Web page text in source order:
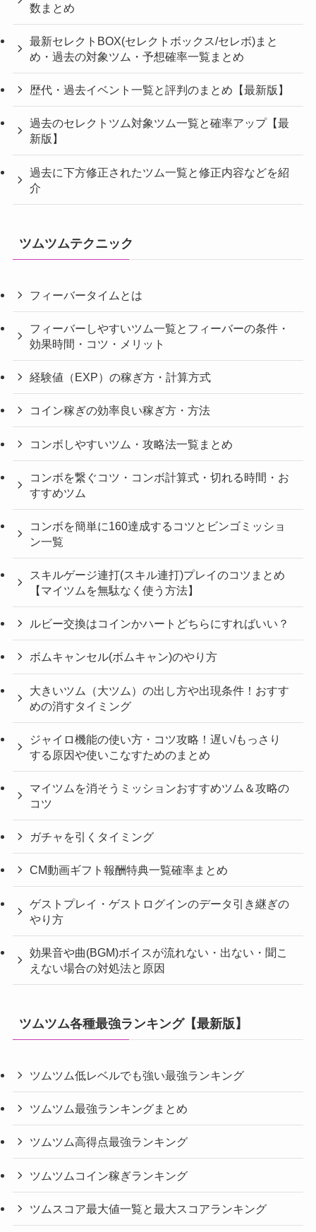
数まとめ
最新セレクトBOX(セレクトボックス/セレボ)まと
め・過去の対象ツム・予想確率一覧まとめ
歴代・過去イベント一覧と評判のまとめ【最新版】
過去のセレクトツム対象ツム一覧と確率アップ【最
新版】
過去に下方修正されたツム一覧と修正内容などを紹
介
ツムツムテクニック
フィーバータイムとは
フィーバーしやすいツム一覧とフィーバーの条件・
効果時間・コツ・メリット
経験値（EXP）の稼ぎ方・計算方式
コイン稼ぎの効率良い稼ぎ方・方法
コンボしやすいツム・攻略法一覧まとめ
コンボを繋ぐコツ・コンボ計算式・切れる時間・お
すすめツム
コンボを簡単に160達成するコツとビンゴミッショ
ン一覧
スキルゲージ連打(スキル連打)プレイのコツまとめ
【マイツムを無駄なく使う方法】
ルビー交換はコインかハートどちらにすればいい？
ボムキャンセル(ボムキャン)のやり方
大きいツム（大ツム）の出し方や出現条件！おすす
めの消すタイミング
ジャイロ機能の使い方・コツ攻略！遅い/もっさり
する原因や使いこなすためのまとめ
マイツムを消そうミッションおすすめツム＆攻略の
コツ
ガチャを引くタイミング
CM動画ギフト報酬特典一覧確率まとめ
ゲストプレイ・ゲストログインのデータ引き継ぎの
やり方
効果音や曲(BGM)ボイスが流れない・出ない・聞こ
えない場合の対処法と原因
ツムツム各種最強ランキング【最新版】
ツムツム低レベルでも強い最強ランキング
ツムツム最強ランキングまとめ
ツムツム高得点最強ランキング
ツムツムコイン稼ぎランキング
ツムスコア最大値一覧と最大スコアランキング